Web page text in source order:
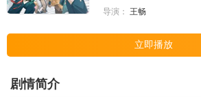
导演：
王畅
立即播放
剧情简介